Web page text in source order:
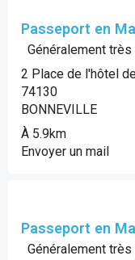
Passeport en
Généralement
2 Place de l'hôtel
74130
BONNEVILLE
À 5.9km
Envoyer un mail
Passeport en
Généralement